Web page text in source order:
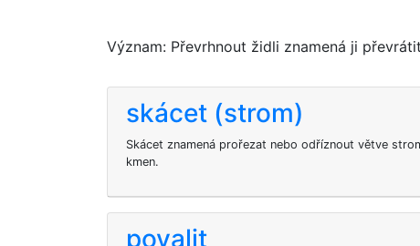
Význam: Převrhnout židli znamená ji
skácet (strom)
Skácet znamená prořezat nebo odříznout větve
kmen.
povalit